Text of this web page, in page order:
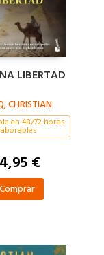
LIBERTAD
CHRISTIAN
en 48/72 horas
€
Comprar